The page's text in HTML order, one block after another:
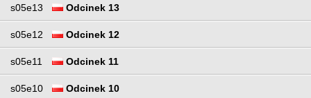
s05e13 Odcinek 13
s05e12 Odcinek 12
s05e11 Odcinek 11
s05e10 Odcinek 10